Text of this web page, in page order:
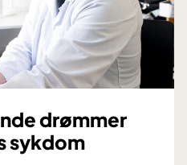
d
o
m
t
i
o
s
v
a
i
j
e
drømmer
sykdom